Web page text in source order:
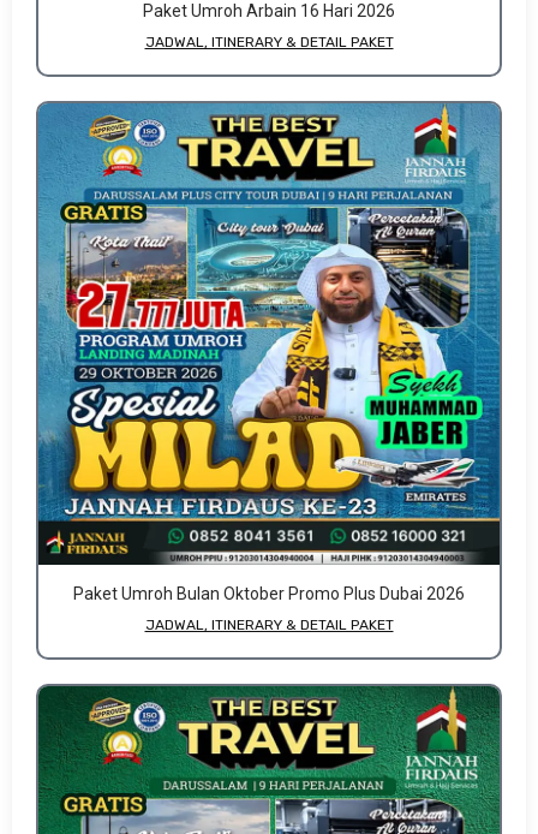
Paket Umroh Arbain 16 Hari 2026
JADWAL, ITINERARY & DETAIL PAKET
Paket Umroh Bulan Oktober Promo Plus Dubai 2026
JADWAL, ITINERARY & DETAIL PAKET